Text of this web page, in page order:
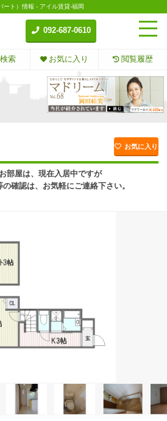
ート）情報 - アイル賃貸-福岡
092-687-0610
索 お気に入り 閲覧履歴
お気に入り
部屋は、現在入居中ですが
確認は、お気軽にご連絡下さい。